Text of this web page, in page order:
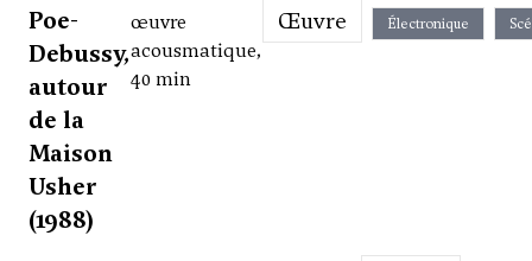
Poe-
Debussy,
autour
de la
Maison
Usher
(1988)
œuvre
acousmatique,
40 min
Œuvre Électronique